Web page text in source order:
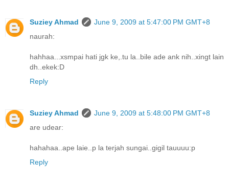
Suziey Ahmad
June 9, 2009 at 5:47:00 PM GMT+8
naurah:
hahhaa...xsmpai hati jgk ke,.tu la..bile ade ank nih..xingt lain
dh..ekek:D
Reply
Suziey Ahmad
June 9, 2009 at 5:48:00 PM GMT+8
are udear:
hahahaa..ape laie..p la terjah sungai..gigil tauuuu:p
Reply